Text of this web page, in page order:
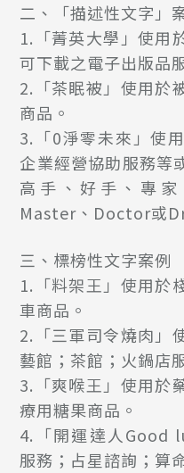
二、「描述性文字」
1.「菁英大學」使用
可下載之電子出版品
2.「茶眠被」使用於
商品 。
3.「0淨零未來」使
企業經營協助服務等
高手、好手、專
Master、Doctor或
三、標榜性文字案例
1. 「料架王 」 使用於
車商品 。
2. 「三軍司令燒肉 」
藝館；茶館；火鍋店
3. 「爽喉王 」 使用於
療用糖果商品 。
4. 「開運達人Good
服務；占星諮詢；算